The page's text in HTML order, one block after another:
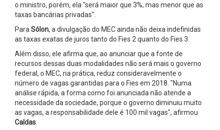
o ministro, porém, ela "será maior que 3%, mas menor que as
taxas bancárias privadas".
Para Sólon, a divulgação do MEC ainda não deixa indefinidas
as taxas exatas de juros tanto do Fies 2 quanto do Fies 3.
Além disso, ele afirma que, ao anunciar que a fonte de
recursos dessas duas modalidades não será mais o governo
federal, o MEC, na prática, reduz consideravelmente o
número de vagas garantidas para o Fies em 2018. "Numa
análise rápida, a forma como foi anunciada não atende a
necessidade da sociedade, porque o governo diminuiu muito
as vagas, a responsabilidade dele é 100 mil vagas", afirmou
Caldas